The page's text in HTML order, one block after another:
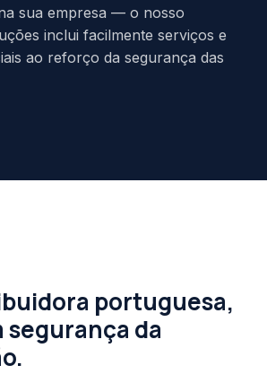
sua empresa — o nosso
inclui facilmente serviços e
ao reforço da segurança das
portuguesa,
segurança da